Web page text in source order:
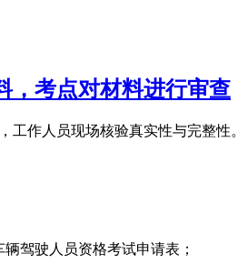
，考点对材料进行审查
工作人员现场核验真实性与完整性。
驾驶人员资格考试申请表；